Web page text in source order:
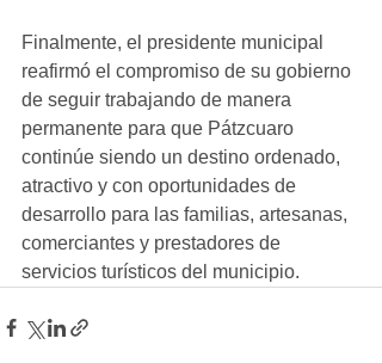
Finalmente, el presidente municipal
reafirmó el compromiso de su gobierno
de seguir trabajando de manera
permanente para que Pátzcuaro
continúe siendo un destino ordenado,
atractivo y con oportunidades de
desarrollo para las familias, artesanas,
comerciantes y prestadores de
servicios turísticos del municipio.